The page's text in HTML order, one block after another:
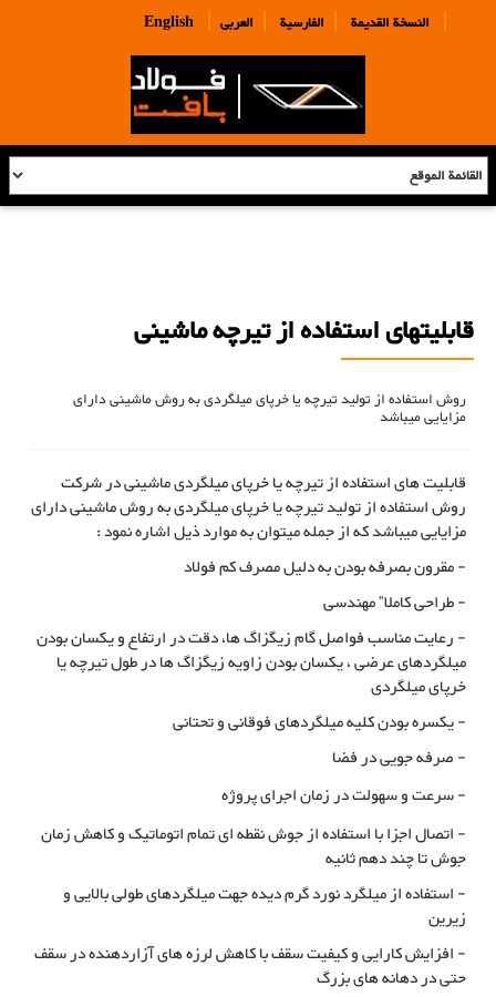
English| النسخة القديمة | الفارسية | العربی |
قابلیتهای استفاده از تیرچه ماشینی
روش استفاده از تولید تیرچه یا خرپای میلگردی به روش ماشینی دارای
مزایایی میباشد
قابلیت های استفاده از تیرچه یا خرپای میلگردی ماشینی در شرکت
روش استفاده از تولید تیرچه یا خرپای میلگردی به روش ماشینی دارای
مزایایی میباشد که از جمله میتوان به موارد ذیل اشاره نمود :
- مقرون بصرفه بودن به دلیل مصرف کم فولاد
- طراحی کاملا” مهندسی
- رعایت مناسب فواصل گام زیگزاگ ها، دقت در ارتفاع و یکسان بودن
میلگردهای عرضی ، یکسان بودن زاویه زیگزاگ ها در طول تیرچه یا
خرپای میلگردی
- یکسره بودن کلیه میلگردهای فوقانی و تحتانی
- صرفه جویی در فضا
-سرعت و سهولت در زمان اجرای پروژه
- اتصال اجزا با استفاده از جوش نقطه ای تمام اتوماتیک و کاهش زمان
جوش تا چند دهم ثانیه
- استفاده از میلگرد نورد گرم دیده جهت میلگردهای طولی بالایی و
زیرین
- افزایش کارایی و کیفیت سقف با کاهش لرزه های آزاردهنده در سقف
حتی در دهانه های بزرگ